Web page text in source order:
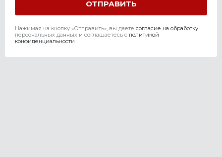
Нажимая на кнопку «Отправить», вы даете согласие на обработку
персональных данных и соглашаетесь c политикой
конфиденциальности